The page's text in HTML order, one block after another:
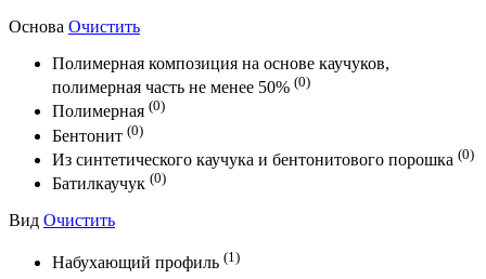
Основа Очистить
Полимерная композиция на основе каучуков,
полимерная часть не менее 50% (0)
Полимерная (0)
Бентонит (0)
Из синтетического каучука и бентонитового порошка (0)
Батилкаучук (0)
Вид Очистить
Набухающий профиль (1)